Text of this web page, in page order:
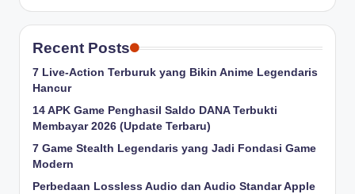
Recent Posts
7 Live-Action Terburuk yang Bikin Anime Legendaris
Hancur
14 APK Game Penghasil Saldo DANA Terbukti
Membayar 2026 (Update Terbaru)
7 Game Stealth Legendaris yang Jadi Fondasi Game
Modern
Perbedaan Lossless Audio dan Audio Standar Apple